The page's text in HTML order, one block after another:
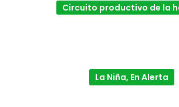
Circuito productivo de la
La Niña, En Alerta